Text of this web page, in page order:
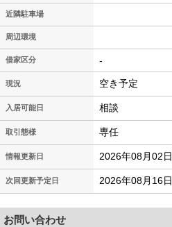
近隣駐車場
周辺環境
借家区分 -
現況 空き予定
入居可能日 相談
取引態様 専任
情報更新日 2026年08月02日
次回更新予定日 2026年08月16日
お問い合わせ